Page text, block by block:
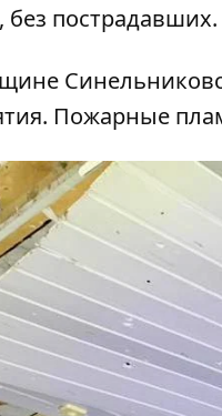
пострадавших.
Пожарные